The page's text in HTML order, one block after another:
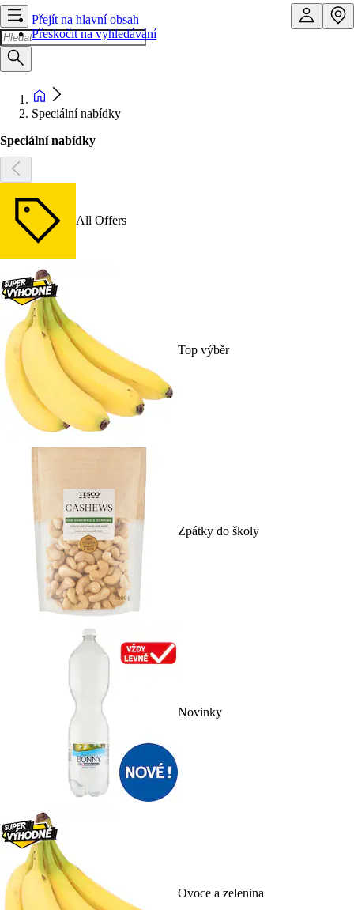
Přejít na hlavní obsah
Přeskočit na vyhledávání
Speciální nabídky
Speciální nabídky
All Offers
Top výběr
Zpátky do školy
Novinky
Ovoce a zelenina